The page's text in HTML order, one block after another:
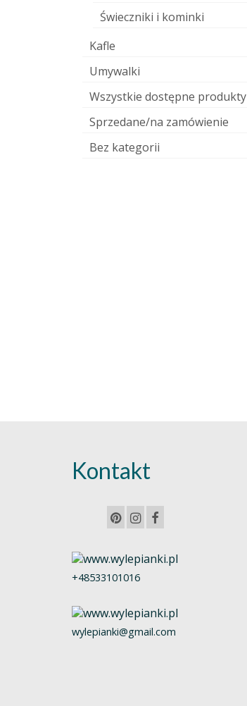
Świeczniki i kominki
Kafle
Umywalki
Wszystkie dostępne produkty
Sprzedane/na zamówienie
Bez kategorii
Kontakt
+48533101016
wylepianki@gmail.com